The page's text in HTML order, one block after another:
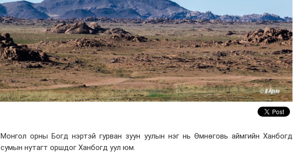
Монгол орны Богд нэртэй гурван зуун уулын нэг нь Өмнөговь аймгийн Ханбогд
сумын нутагт оршдог Ханбогд уул юм.